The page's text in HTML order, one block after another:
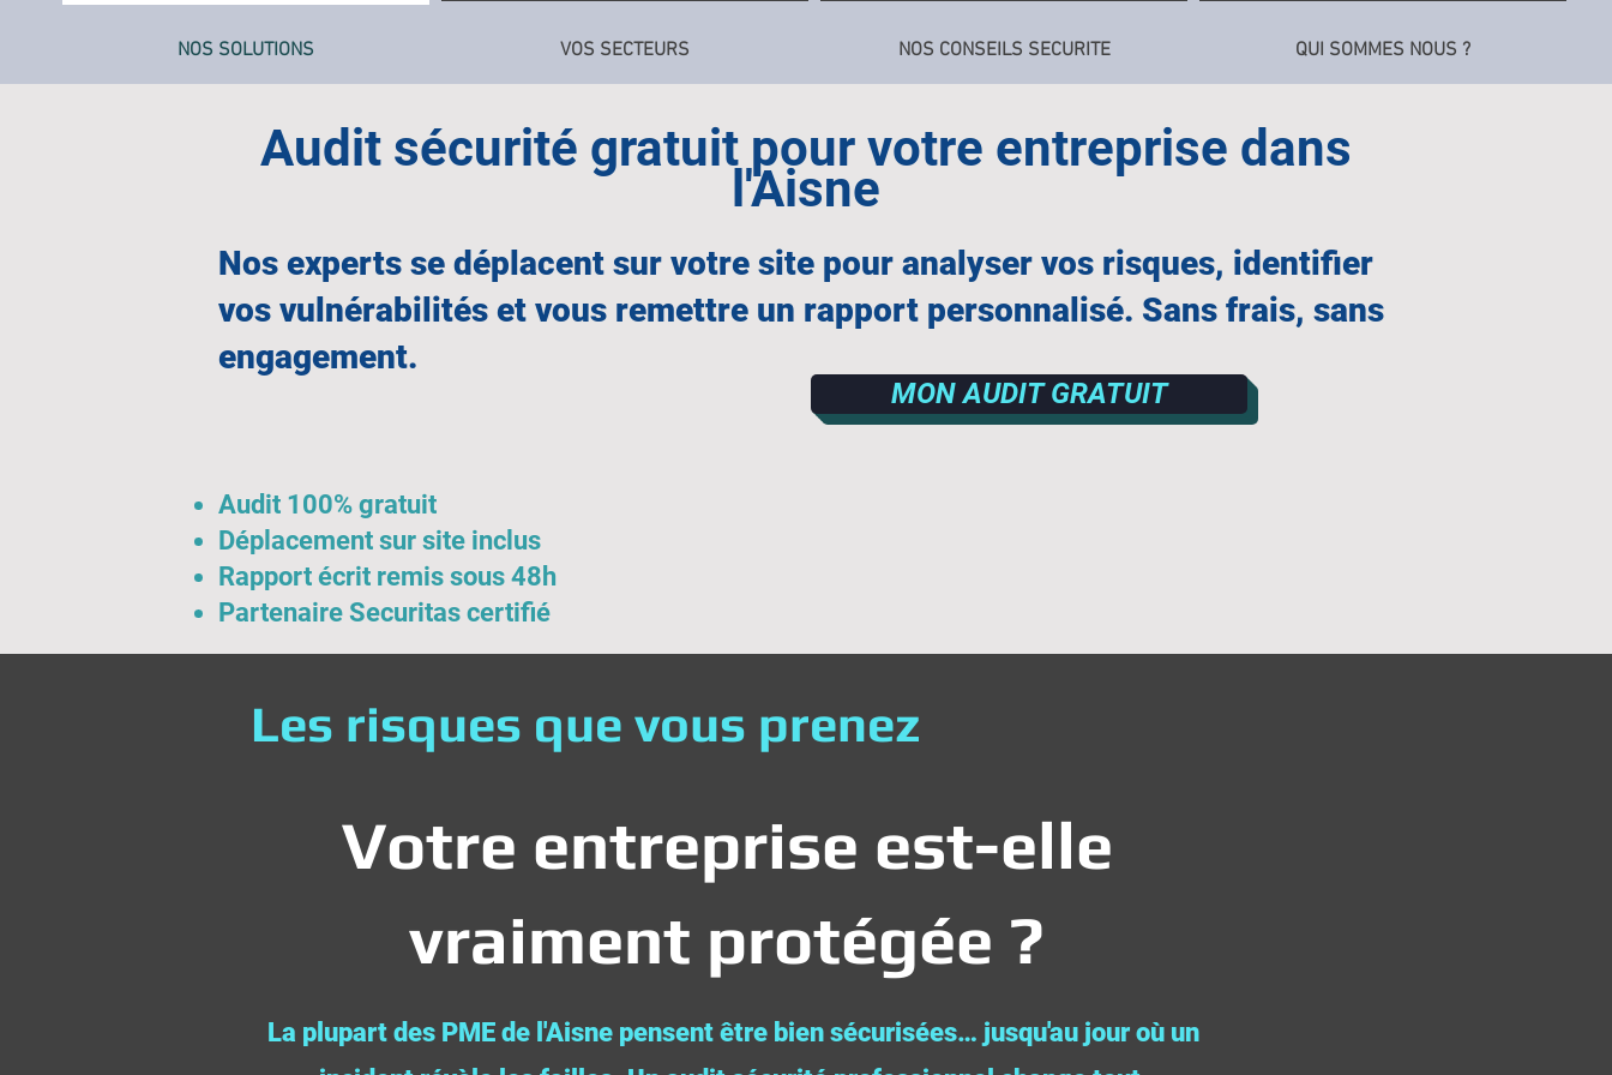
NOS SOLUTIONS VOS SECTEURS NOS CONSEILS SECURITE QUI SOMMES NOUS ?
Audit sécurité gratuit pour votre entreprise dans
l'Aisne
Nos experts se déplacent sur votre site pour analyser vos risques, identifier
vos vulnérabilités et vous remettre un rapport personnalisé. Sans frais, sans
engagement.​​
Audit 100% gratuit
Déplacement sur site inclus
Rapport écrit remis sous 48h
Partenaire Securitas certifié
MON AUDIT GRATUIT
Les risques que vous prenez
Votre entreprise est-elle
vraiment protégée ?
La plupart des PME de l'Aisne pensent être bien sécurisées… jusqu'au jour où un